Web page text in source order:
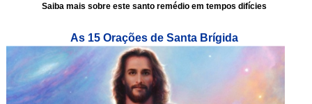
Saiba mais sobre este santo remédio em tempos difícies
As 15 Orações de Santa Brígida